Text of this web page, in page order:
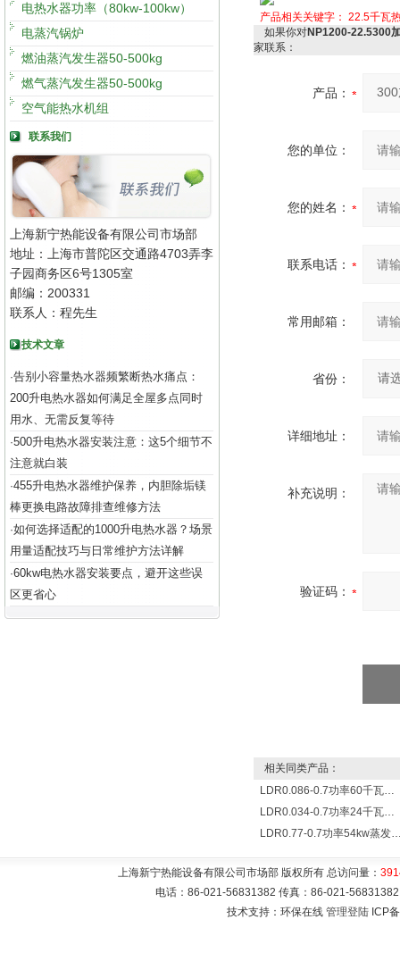
电热水器功率（80kw-100kw）
电蒸汽锅炉
燃油蒸汽发生器50-500kg
燃气蒸汽发生器50-500kg
空气能热水机组
联系我们
上海新宁热能设备有限公司市场部
地址：上海市普陀区交通路4703弄李
子园商务区6号1305室
邮编：200331
联系人：程先生
技术文章
·告别小容量热水器频繁断热水痛点：
200升电热水器如何满足全屋多点同时
用水、无需反复等待
·500升电热水器安装注意：这5个细节不
注意就白装
·455升电热水器维护保养，内胆除垢镁
棒更换电路故障排查维修方法
·如何选择适配的1000升电热水器？场景
用量适配技巧与日常维护方法详解
·60kw电热水器安装要点，避开这些误
区更省心
产品相关关键字： 22.5千瓦
如果你对NP1200-22.5300
家联系：
产品：
您的单位：
您的姓名：
联系电话：
常用邮箱：
省份：
详细地址：
补充说明：
验证码：
相关同类产品：
LDR0.086-0.7功率60千瓦蒸发量86公斤/小时电锅炉
LDR0.034-0.7功率24千瓦蒸发量34公斤/小时电蒸汽锅炉
LDR0.77-0.7功率54kw蒸发量
上海新宁热能设备有限公司市场部 版权所有 总访问量：
电话：86-021-56831382 传真：86-021-
技术支持：环保在线 管理登陆 ICP